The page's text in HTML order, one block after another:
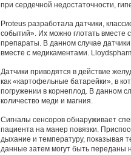
при сердечной недостаточности,
Proteus разработала датчики,
событий». Их можно глотать вместе
препараты. В данном случае
вместе с медикаментами.
Датчики приводятся в действие
как «картофельные батарейки», в
погружении в корнеплод. В данном
количество меди и магния.
Сигналы сенсоров обнаруживает
пациента на манер повязки.
дыхание и температуру, показывая
данные затем могут быть переданы